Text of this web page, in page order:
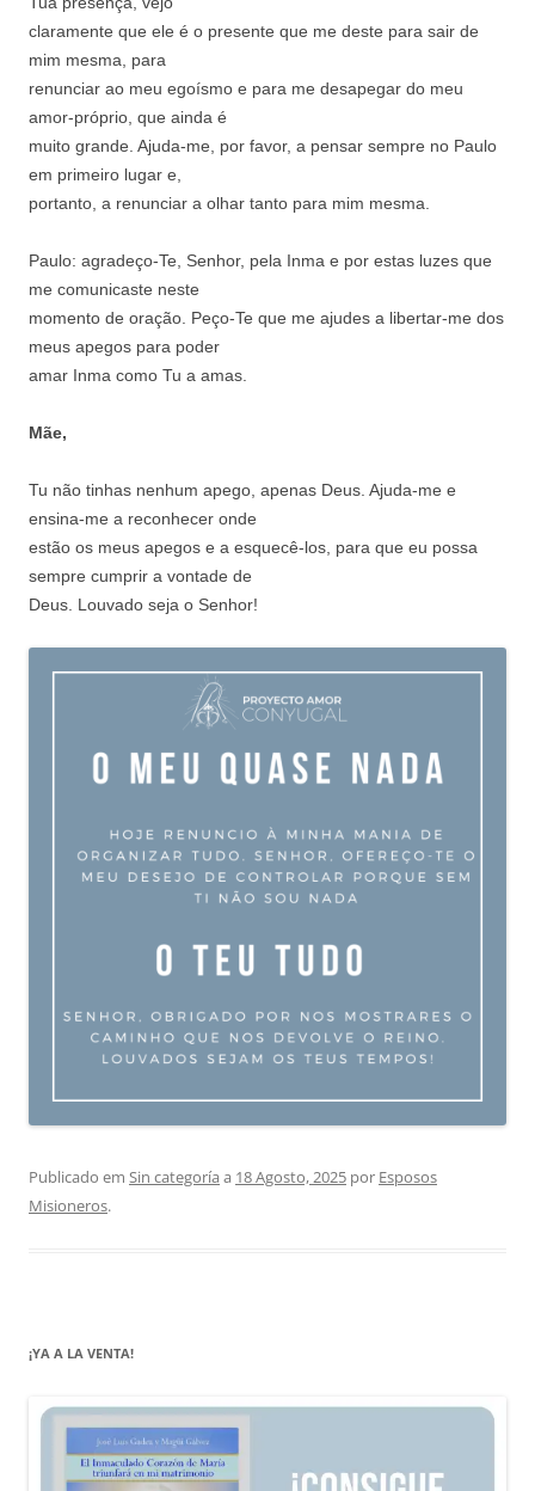
claramente que ele é o presente que me deste para sair de
mim mesma, para
renunciar ao meu egoísmo e para me desapegar do meu
amor-próprio, que ainda é
muito grande. Ajuda-me, por favor, a pensar sempre no Paulo
em primeiro lugar e,
portanto, a renunciar a olhar tanto para mim mesma.
Paulo: agradeço-Te, Senhor, pela Inma e por estas luzes que
me comunicaste neste
momento de oração. Peço-Te que me ajudes a libertar-me dos
meus apegos para poder
amar Inma como Tu a amas.
Mãe,
Tu não tinhas nenhum apego, apenas Deus. Ajuda-me e
ensina-me a reconhecer onde
estão os meus apegos e a esquecê-los, para que eu possa
sempre cumprir a vontade de
Deus. Louvado seja o Senhor!
Publicado em Sin categoría a 18 Agosto, 2025 por Esposos
Misioneros.
¡YA A LA VENTA!